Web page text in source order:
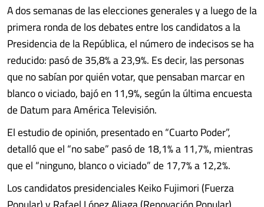
A dos semanas de las elecciones generales y a luego de la
primera ronda de los debates entre los candidatos a la
Presidencia de la República, el número de indecisos se ha
reducido: pasó de 35,8% a 23,9%. Es decir, las personas
que no sabían por quién votar, que pensaban marcar en
blanco o viciado, bajó en 11,9%, según la última encuesta
de Datum para América Televisión.
El estudio de opinión, presentado en “Cuarto Poder”,
detalló que el “no sabe” pasó de 18,1% a 11,7%, mientras
que el “ninguno, blanco o viciado” de 17,7% a 12,2%.
Los candidatos presidenciales Keiko Fujimori (Fuerza